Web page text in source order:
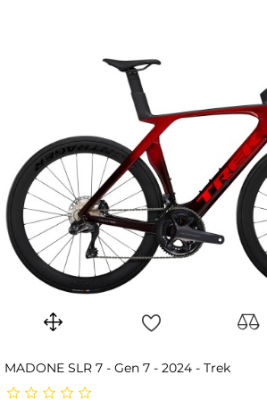
MADONE SLR 7 - Gen 7 - 2024 - Trek